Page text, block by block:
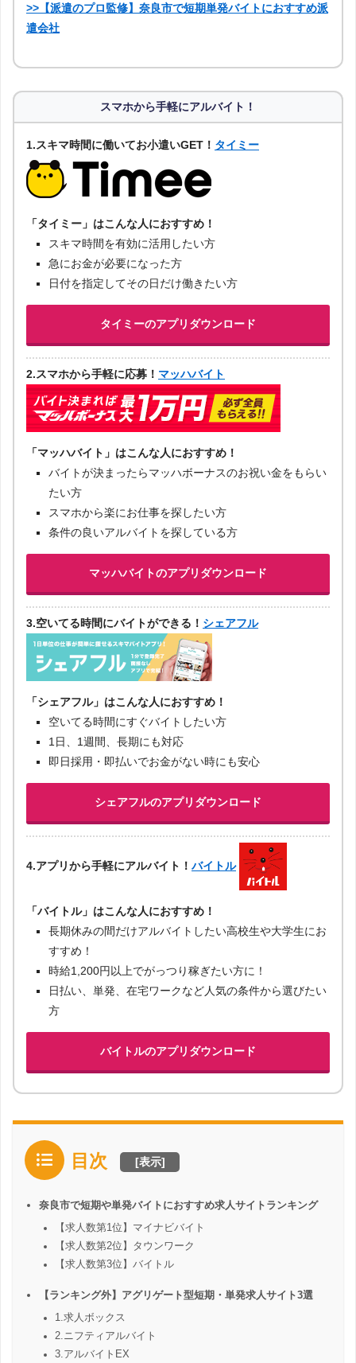
>>【派遣のプロ監修】奈良市で短期単発バイトにおすすめ派
遣会社
スマホから手軽にアルバイト！
1.スキマ時間に働いてお小遣いGET！ タイミー
「タイミー」はこんな人におすすめ！
スキマ時間を有効に活用したい方
急にお金が必要になった方
日付を指定してその日だけ働きたい方
タイミーのアプリダウンロード
2.スマホから手軽に応募！ マッハバイト
「マッハバイト」はこんな人におすすめ！
バイトが決まったらマッハボーナスのお祝い金をもらい
たい方
スマホから楽にお仕事を探したい方
条件の良いアルバイトを探している方
マッハバイトのアプリダウンロード
3.空いてる時間にバイトができる！ シェアフル
「シェアフル」はこんな人におすすめ！
空いてる時間にすぐバイトしたい方
1日、1週間、長期にも対応
即日採用・即払いでお金がない時にも安心
シェアフルのアプリダウンロード
4.アプリから手軽にアルバイト！ バイトル
「バイトル」はこんな人におすすめ！
長期休みの間だけアルバイトしたい高校生や大学生にお
すすめ！
時給1,200円以上でがっつり稼ぎたい方に！
日払い、単発、在宅ワークなど人気の条件から選びたい
方
バイトルのアプリダウンロード
目次 [表示]
奈良市で短期や単発バイトにおすすめ求人サイトランキング
【求人数第1位】マイナビバイト
【求人数第2位】タウンワーク
【求人数第3位】バイトル
【ランキング外】アグリゲート型短期・単発求人サイト3選
1.求人ボックス
2.ニフティアルバイト
3.アルバイトEX